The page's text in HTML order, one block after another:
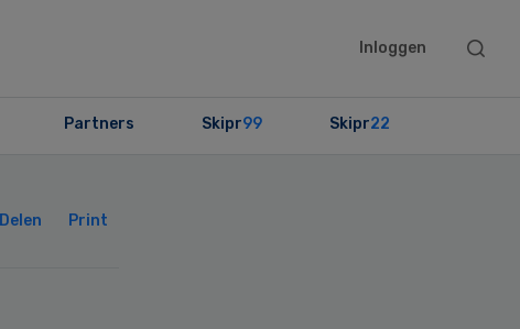
Inloggen
Search
Partners Skipr99 Skipr22
Delen Print